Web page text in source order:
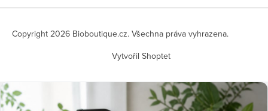
Vytvořil Shoptet
Copyright 2026 Bioboutique.cz. Všechna práva vyhrazena.